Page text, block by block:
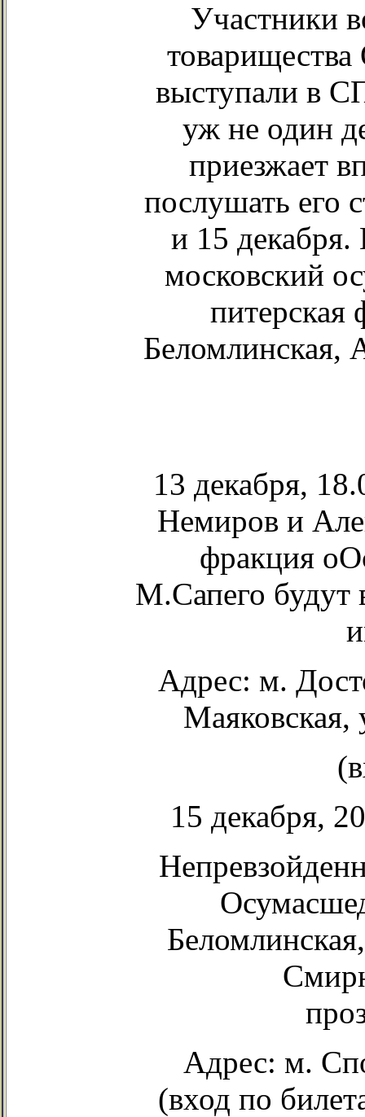
Участники
выступали в
уж не один
приезжает
послушать его
и 15 декабря.
московский
Беломлинская,
13 декабря,
Немиров и
фракция
М.Сапего будут
Адрес: м.
Маяковская,
15 декабря,
Адрес: м.
(вход по